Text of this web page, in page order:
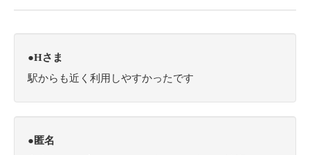
●Hさま
駅からも近く利用しやすかったです
●匿名